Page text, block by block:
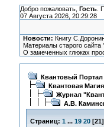
Добро пожаловать, Гость.
07 Августа 2026, 20:29:28
Новости: Книгу
Материалы старого
О замеченных глюках
Квантовый Портал
Квантовая Магия
Журнал
А.В.
Страниц: 1 ... 19 20[21]